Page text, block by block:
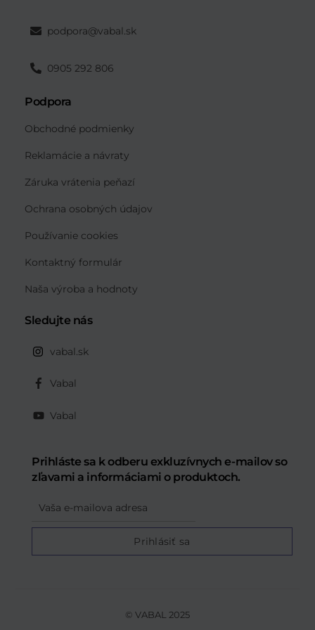
podpora@vabal.sk
0905 292 806
Podpora
Obchodné podmienky
Reklamácie a návraty
Záruka vrátenia peňazí
Ochrana osobných údajov
Používanie cookies
Kontaktný formulár
Naša výroba a hodnoty
Sledujte nás
vabal.sk
Vabal
Vabal
Prihláste sa k odberu exkluzívnych e-mailov so
zľavami a informáciami o produktoch.
Email
Prihlásiť sa
© VABAL 2025